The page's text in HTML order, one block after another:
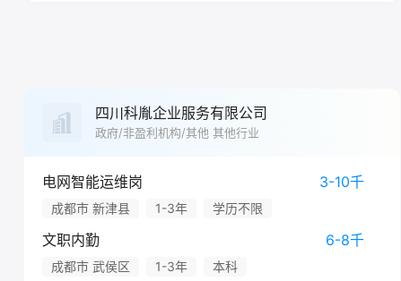
四川科胤企业服务有限公司
政府/非盈利机构/其他 其他行业
电网智能运维岗 3-10千
成都市 新津县 1-3年 学历不限
文职内勤 6-8千
成都市 武侯区 1-3年 本科